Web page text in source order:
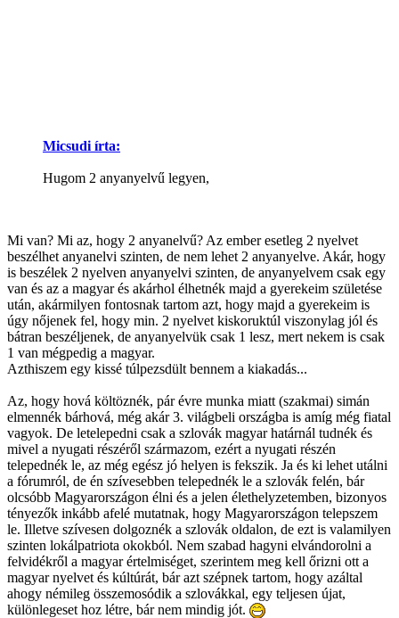
Micsudi írta:
Hugom 2 anyanyelvű legyen,
Mi van? Mi az, hogy 2 anyanelvű? Az ember esetleg 2 nyelvet
beszélhet anyanelvi szinten, de nem lehet 2 anyanyelve. Akár, hogy
is beszélek 2 nyelven anyanyelvi szinten, de anyanyelvem csak egy
van és az a magyar és akárhol élhetnék majd a gyerekeim születése
után, akármilyen fontosnak tartom azt, hogy majd a gyerekeim is
úgy nőjenek fel, hogy min. 2 nyelvet kiskoruktúl viszonylag jól és
bátran beszéljenek, de anyanyelvük csak 1 lesz, mert nekem is csak
1 van mégpedig a magyar.
Azthiszem egy kissé túlpezsdült bennem a kiakadás...
Az, hogy hová költöznék, pár évre munka miatt (szakmai) simán
elmennék bárhová, még akár 3. világbeli országba is amíg még fiatal
vagyok. De letelepedni csak a szlovák magyar határnál tudnék és
mivel a nyugati részéről származom, ezért a nyugati részén
telepednék le, az még egész jó helyen is fekszik. Ja és ki lehet utálni
a fórumról, de én szívesebben telepednék le a szlovák felén, bár
olcsóbb Magyarországon élni és a jelen élethelyzetemben, bizonyos
tényezők inkább afelé mutatnak, hogy Magyarországon telepszem
le. Illetve szívesen dolgoznék a szlovák oldalon, de ezt is valamilyen
szinten lokálpatriota okokból. Nem szabad hagyni elvándorolni a
felvidékről a magyar értelmiséget, szerintem meg kell őrizni ott a
magyar nyelvet és kúltúrát, bár azt szépnek tartom, hogy azáltal
ahogy némileg összemosódik a szlovákkal, egy teljesen újat,
különlegeset hoz létre, bár nem mindig jót.